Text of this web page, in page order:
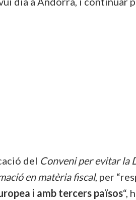
del Conveni per evitar la
en matèria fiscal, per
i amb tercers països“,